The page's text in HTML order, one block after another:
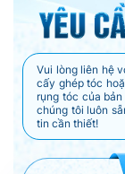
Vui lòng liên hệ
cấy ghép tóc
rụng tóc của
chúng tôi luôn
tin cần thiết!